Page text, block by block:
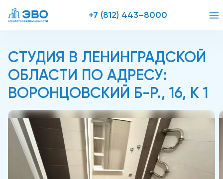
+7 (812) 443–8000
СТУДИЯ В ЛЕНИНГРАДСКОЙ
ОБЛАСТИ ПО АДРЕСУ:
ВОРОНЦОВСКИЙ Б-Р., 16, К 1